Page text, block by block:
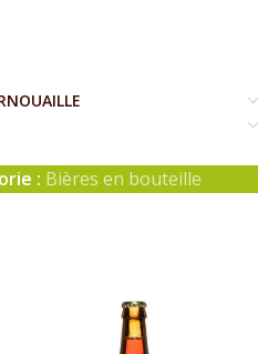
: Bières en bouteille